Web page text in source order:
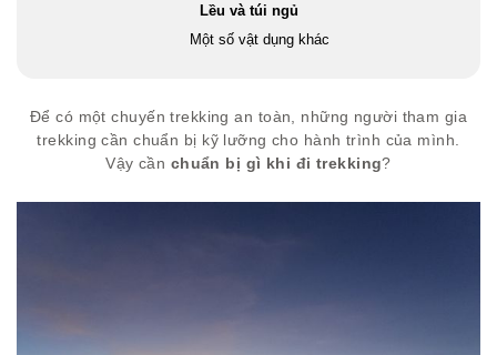
Lều và túi ngủ
Một số vật dụng khác
Để có một chuyến trekking an toàn, những người tham gia
trekking cần chuẩn bị kỹ lưỡng cho hành trình của mình.
Vậy cần chuẩn bị gì khi đi trekking?